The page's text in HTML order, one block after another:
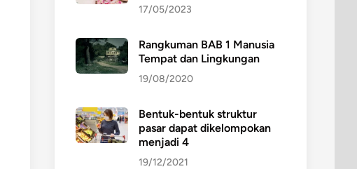
17/05/2023
Rangkuman BAB 1 Manusia
Tempat dan Lingkungan
19/08/2020
Bentuk-bentuk struktur
pasar dapat dikelompokan
menjadi 4
19/12/2021